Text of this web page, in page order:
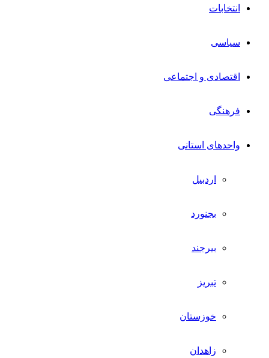
انتخابات
سیاسی
اقتصادی و اجتماعی
فرهنگی
واحدهای استانی
اردبیل
بجنورد
بیرجند
تبریز
خوزستان
زاهدان